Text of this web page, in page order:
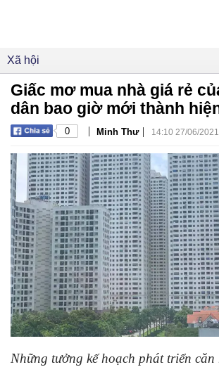
Xã hội
Giấc mơ mua nhà giá rẻ
dân bao giờ mới thành
0 | Minh Thư | 14:10 27/06/2021
Những tưởng kế hoạch phát triển